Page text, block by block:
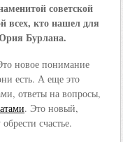
советской
всех, кто нашел для
Бурлана.
новое понимание
есть. А еще это
ответы на вопросы,
. Это новый,
счастье.